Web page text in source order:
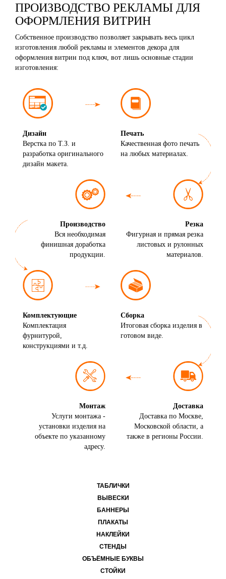
ПРОИЗВОДСТВО РЕКЛАМЫ ДЛЯ
ОФОРМЛЕНИЯ ВИТРИН
Собственное производство позволяет закрывать весь цикл
изготовления любой рекламы и элементов декора для
оформления витрин под ключ, вот лишь основные стадии
изготовления:
Дизайн
Верстка по Т.З. и
разработка оригинального
дизайн макета.
Печать
Качественная фото печать
на любых материалах.
Производство
Вся необходимая
финишная доработка
продукции.
Резка
Фигурная и прямая резка
листовых и рулонных
материалов.
Комплектующие
Комплектация
фурнитурой,
конструкциями и т.д.
Сборка
Итоговая сборка изделия в
готовом виде.
Монтаж
Услуги монтажа -
установки изделия на
объекте по указанному
адресу.
Доставка
Доставка по Москве,
Московской области, а
также в регионы России.
ТАБЛИЧКИ
ВЫВЕСКИ
БАННЕРЫ
ПЛАКАТЫ
НАКЛЕЙКИ
СТЕНДЫ
ОБЪЁМНЫЕ БУКВЫ
СТОЙКИ